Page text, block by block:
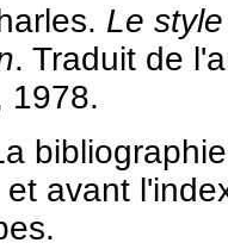
Le
. Traduit de
1978.
avant